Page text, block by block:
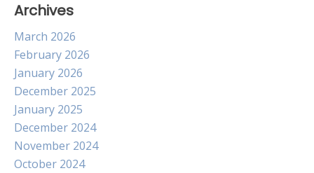
Archives
March 2026
February 2026
January 2026
December 2025
January 2025
December 2024
November 2024
October 2024